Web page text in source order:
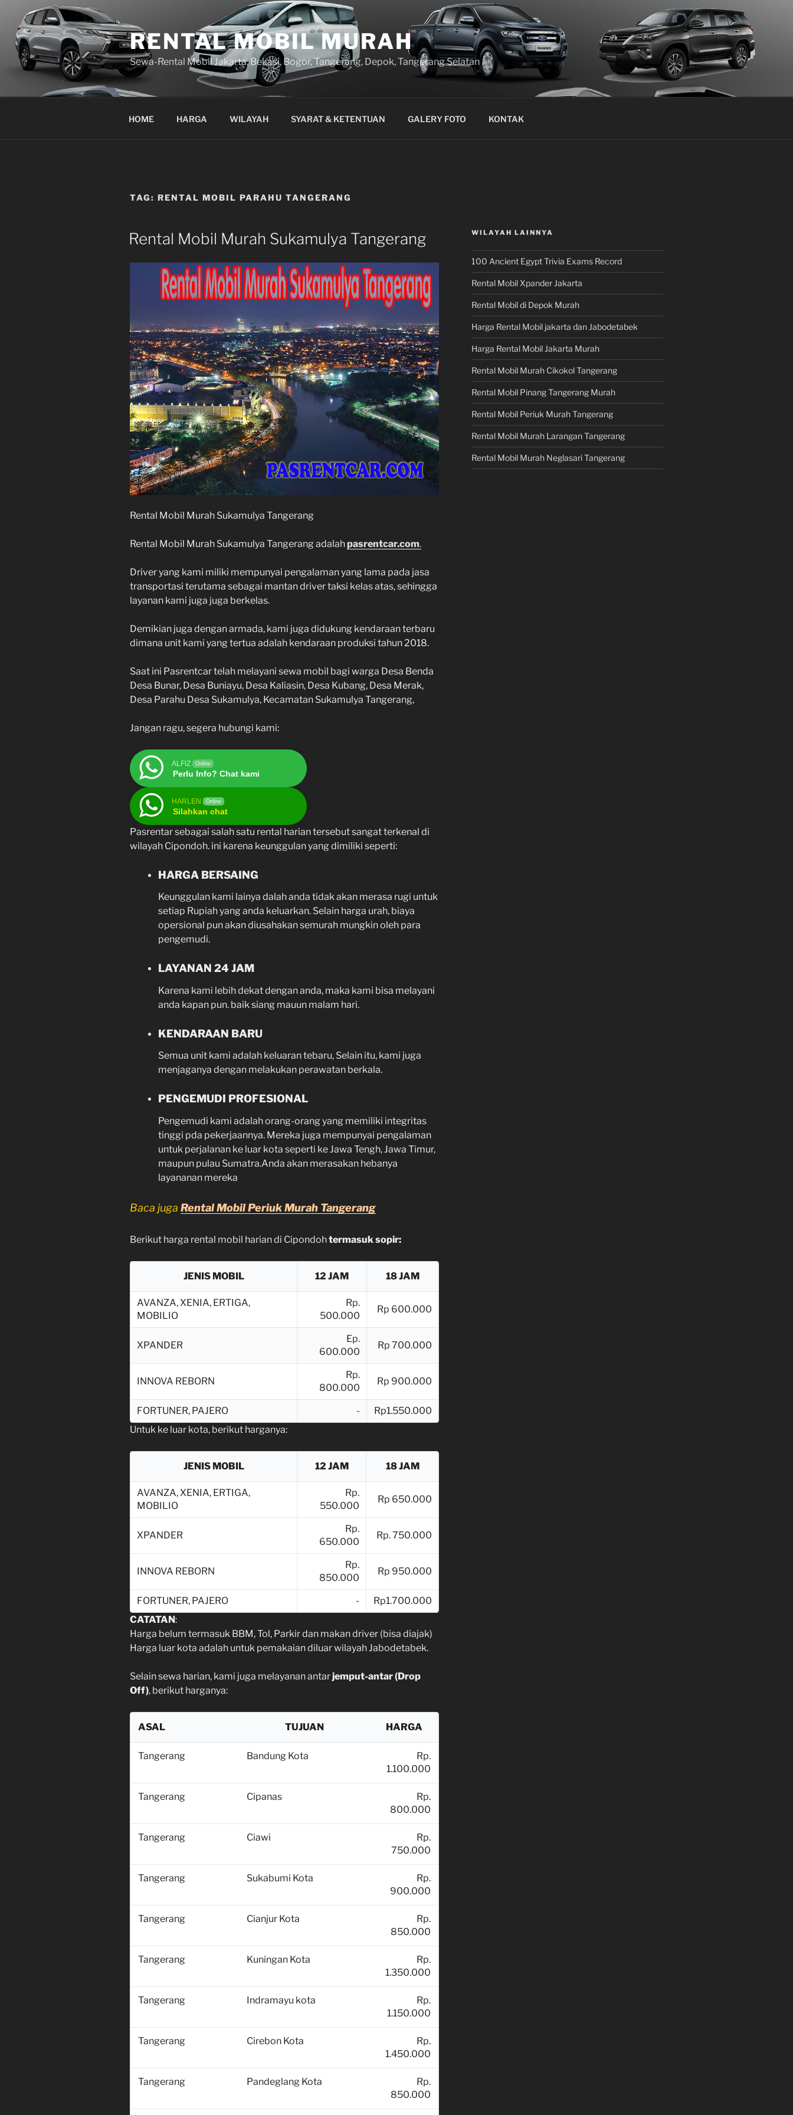
konten
RENTAL MOBIL MURAH
Sewa-Rental Mobil Jakarta, Bekasi, Bogor, Tangerang, Depok, Tangerang Selatan
HOME HARGA WILAYAH SYARAT & KETENTUAN GALERY FOTO KONTAK
TAG: RENTAL MOBIL PARAHU TANGERANG
Rental Mobil Murah Sukamulya Tangerang
Rental Mobil Murah Sukamulya Tangerang
Rental Mobil Murah Sukamulya Tangerang adalahpasrentcar.com.
Driver yang kami miliki mempunyai pengalaman yang lama pada jasa
transportasi terutama sebagai mantan driver taksi kelas atas, sehingga
layanan kami juga juga berkelas.
Demikian juga dengan armada, kami juga didukung kendaraan terbaru
dimana unit kami yang tertua adalah kendaraan produksi tahun 2018.
Saat ini Pasrentcar telah melayani sewa mobil bagi warga Desa Benda
Desa Bunar, Desa Buniayu, Desa Kaliasin, Desa Kubang, Desa Merak,
Desa Parahu Desa Sukamulya, Kecamatan Sukamulya Tangerang,
Jangan ragu, segera hubungi kami:
ALFIZ Online
Perlu Info? Chat kami
HARLEN Online
Silahkan chat
Pasrentar sebagai salah satu rental harian tersebut sangat terkenal di
wilayah Cipondoh. ini karena keunggulan yang dimiliki seperti:
HARGA BERSAING
Keunggulan kami lainya dalah anda tidak akan merasa rugi untuk
setiap Rupiah yang anda keluarkan. Selain harga urah, biaya
opersional pun akan diusahakan semurah mungkin oleh para
pengemudi.
LAYANAN 24 JAM
Karena kami lebih dekat dengan anda, maka kami bisa melayani
anda kapan pun. baik siang mauun malam hari.
KENDARAAN BARU
Semua unit kami adalah keluaran tebaru, Selain itu, kami juga
menjaganya dengan melakukan perawatan berkala.
PENGEMUDI PROFESIONAL
Pengemudi kami adalah orang-orang yang memiliki integritas
tinggi pda pekerjaannya. Mereka juga mempunyai pengalaman
untuk perjalanan ke luar kota seperti ke Jawa Tengh, Jawa Timur,
maupun pulau Sumatra.Anda akan merasakan hebanya
layananan mereka
Baca juga Rental Mobil Periuk Murah Tangerang
Berikut harga rental mobil harian di Cipondohtermasuk sopir:
JENIS MOBIL 12 JAM 18 JAM
AVANZA, XENIA, ERTIGA,
MOBILIO
Rp.
500.000
Rp 600.000
XPANDER
Ep.
600.000
Rp 700.000
INNOVA REBORN
Rp.
800.000
Rp 900.000
FORTUNER, PAJERO -
Rp1.550.000
Untuk ke luar kota, berikut harganya:
JENIS MOBIL 12 JAM 18 JAM
AVANZA, XENIA, ERTIGA,
MOBILIO
Rp.
550.000
Rp 650.000
XPANDER
Rp.
650.000
Rp. 750.000
INNOVA REBORN
Rp.
850.000
Rp 950.000
FORTUNER, PAJERO -
Rp1.700.000
CATATAN:
Harga belum termasuk BBM, Tol, Parkir dan makan driver (bisa diajak)
Harga luar kota adalah untuk pemakaian diluar wilayah Jabodetabek.
Selain sewa harian, kami juga melayanan antarjemput-antar (Drop
Off), berikut harganya:
ASAL TUJUAN HARGA
Tangerang Bandung Kota
Rp.
1.100.000
Tangerang Cipanas
Rp.
800.000
Tangerang Ciawi
Rp.
750.000
Tangerang Sukabumi Kota
Rp.
900.000
Tangerang Cianjur Kota
Rp.
850.000
Tangerang Kuningan Kota
Rp.
1.350.000
Tangerang Indramayu kota
Rp.
1.150.000
Tangerang Cirebon Kota
Rp.
1.450.000
Tangerang Pandeglang Kota
Rp.
850.000
WILAYAH LAINNYA
100 Ancient Egypt Trivia Exams Record
Rental Mobil Xpander Jakarta
Rental Mobil di Depok Murah
Harga Rental Mobil jakarta dan Jabodetabek
Harga Rental Mobil Jakarta Murah
Rental Mobil Murah Cikokol Tangerang
Rental Mobil Pinang Tangerang Murah
Rental Mobil Periuk Murah Tangerang
Rental Mobil Murah Larangan Tangerang
Rental Mobil Murah Neglasari Tangerang